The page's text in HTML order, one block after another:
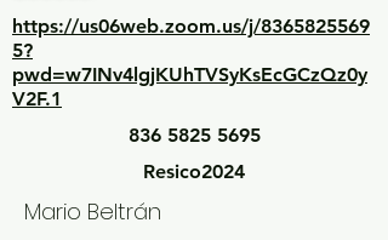
https://us06web.zoom.us/j/8365825569
5?
pwd=w7INv4lgjKUhTVSyKsEcGCzQz0y
V2F.1
836 5825 5695
Resico2024
Mario Beltrán